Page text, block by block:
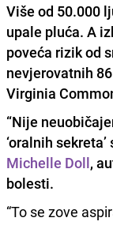
Više od 50.000
upale pluća. A
poveća rizik od
nevjerovatnih
Virginia
“Nije
‘oralnih
Michelle Doll,
bolesti.
“To se zove